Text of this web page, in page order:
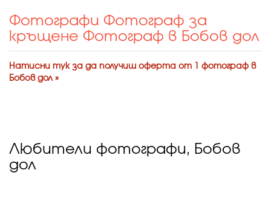
Фотографи Фотограф за
кръщене Фотограф в Бобов дол
Натисни тук за да получиш оферта от 1 фотограф в
Бобов дол »
Любители фотографи, Бобов
дол